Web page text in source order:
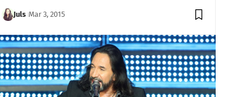
Juls Mar 3, 2015